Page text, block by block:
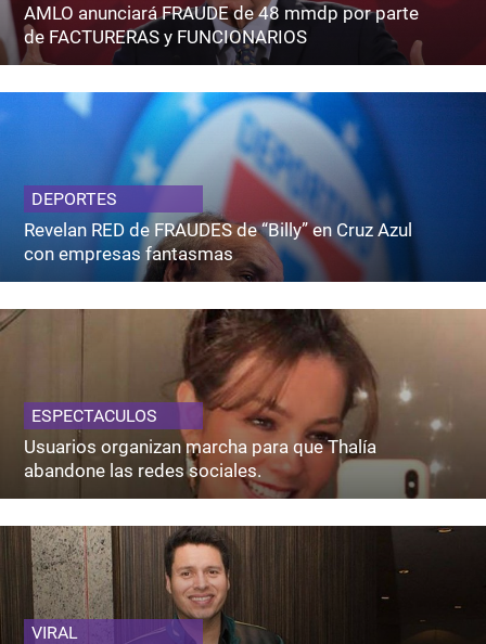
AMLO anunciará FRAUDE de 48 mmdp por parte
de FACTURERAS y FUNCIONARIOS
DEPORTES
Revelan RED de FRAUDES de “Billy” en Cruz Azul
con empresas fantasmas
ESPECTACULOS
Usuarios organizan marcha para que Thalía
abandone las redes sociales.
VIRAL